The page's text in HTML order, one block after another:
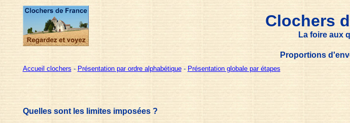
Clochers
La foire aux
Proportions
Accueil clochers - Présentation par ordre alphabétique- Présentation globale par étapes
Quelles sont les limites imposées ?